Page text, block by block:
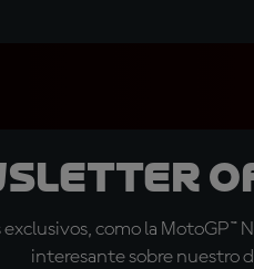
como la
interesante sobre nuestro